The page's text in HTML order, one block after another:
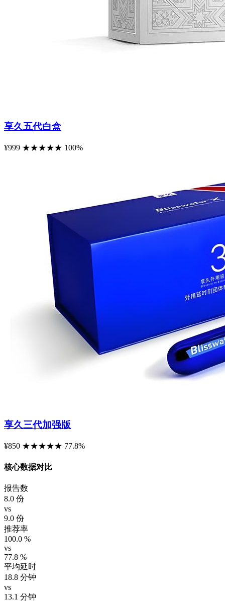
享久五代白盒
¥999 ★★★★★ 100%
享久三代加强版
¥850 ★★★★★ 77.8%
核心数据对比
报告数
8.0 份
vs
9.0 份
推荐率
100.0 %
vs
77.8 %
平均延时
18.8 分钟
vs
13.1 分钟